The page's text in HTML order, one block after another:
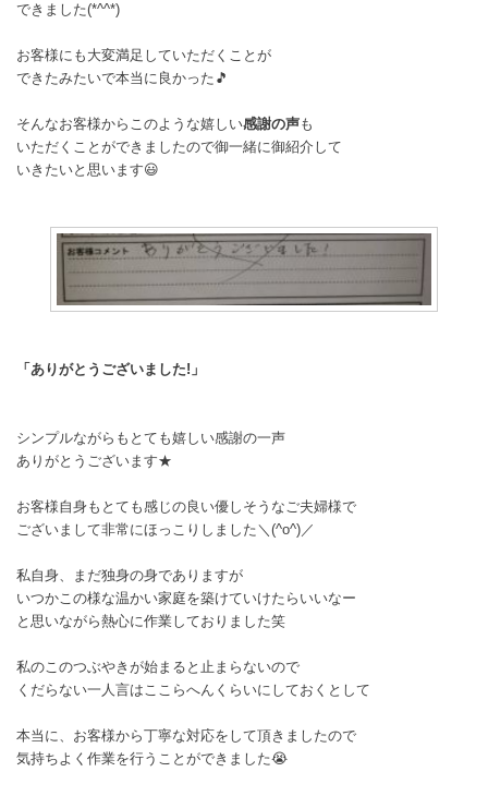
できました(*^^*)
お客様にも大変満足していただくことが
できたみたいで本当に良かった🎵
そんなお客様からこのような嬉しい感謝の声も
いただくことができましたので御一緒に御紹介して
いきたいと思います😃
「ありがとうございました!」
シンプルながらもとても嬉しい感謝の一声
ありがとうございます★
お客様自身もとても感じの良い優しそうなご夫婦様で
ございまして非常にほっこりしました＼(^o^)／
私自身、まだ独身の身でありますが
いつかこの様な温かい家庭を築けていけたらいいなー
と思いながら熱心に作業しておりました笑
私のこのつぶやきが始まると止まらないので
くだらない一人言はここらへんくらいにしておくとして
本当に、お客様から丁寧な対応をして頂きましたので
気持ちよく作業を行うことができました😭